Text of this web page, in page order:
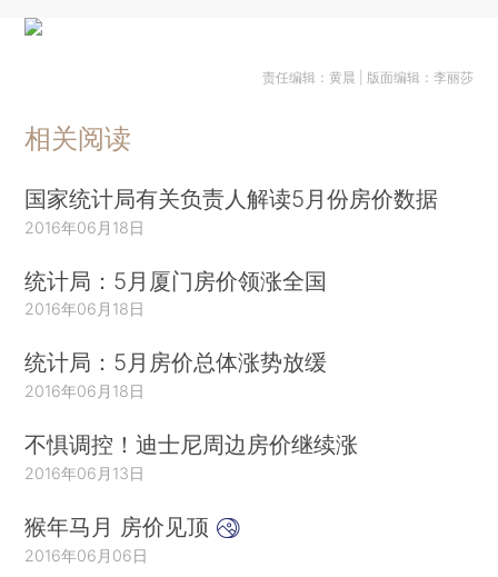
责任编辑：黄晨 | 版面编辑：李丽莎
相关阅读
国家统计局有关负责人解读5月份房价数据
2016年06月18日
统计局：5月厦门房价领涨全国
2016年06月18日
统计局：5月房价总体涨势放缓
2016年06月18日
不惧调控！迪士尼周边房价继续涨
2016年06月13日
猴年马月 房价见顶
2016年06月06日